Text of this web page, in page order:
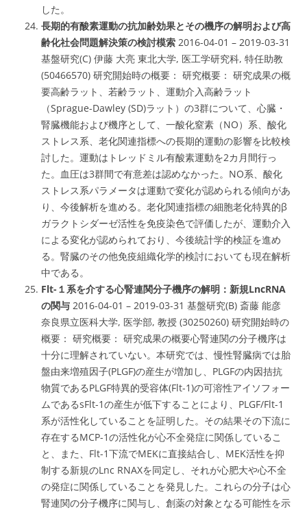
した。
長期的有酸素運動の抗加齢効果とその機序の解明および高
齢化社会問題解決策の検討模索 2016-04-01 – 2019-03-31
基盤研究(C) 伊藤 大亮 東北大学, 医工学研究科, 特任助教
(50466570) 研究開始時の概要： 研究概要： 研究成果の概
要高齢ラット、若齢ラット、運動介入高齢ラット
（Sprague-Dawley (SD)ラット）の3群について、心臓・
腎臓機能および機序として、一酸化窒素（NO）系、酸化
ストレス系、老化関連指標への長期的運動の影響を比較検
討した。運動はトレッドミル有酸素運動を2カ月間行っ
た。血圧は3群間で有意差は認めなかった。NO系、酸化
ストレス系パラメータは運動で変化が認められる傾向があ
り、今後解析を進める。老化関連指標の細胞老化特異的β
ガラクトシダーゼ活性を免疫染色で評価したが、運動介入
による変化が認められており、今後統計学的検証を進め
る。腎臓のその他免疫組織化学的検討においても現在解析
中である。
Flt-１系を介する心腎連関分子機序の解明：新規LncRNA
の関与 2016-04-01 – 2019-03-31 基盤研究(B) 斎藤 能彦
奈良県立医科大学, 医学部, 教授 (30250260) 研究開始時の
概要： 研究概要： 研究成果の概要心腎連関の分子機序は
十分に理解されていない。本研究では、慢性腎臓病では胎
盤由来増殖因子(PLGF)の産生が増加し、PLGFの内因拮抗
物質であるPLGF特異的受容体(Flt-1)の可溶性アイソフォー
ムであるsFlt-1の産生が低下することにより、PLGF/Flt-1
系が活性化していることを証明した。その結果その下流に
存在するMCP-1の活性化が心不全発症に関係しているこ
と、また、Flt-1下流でMEKに直接結合し、MEK活性を抑
制する新規のLnc RNAXを同定し、それが心肥大や心不全
の発症に関係していることを発見した。これらの分子は心
腎連関の分子機序に関与し、創薬の対象となる可能性を示